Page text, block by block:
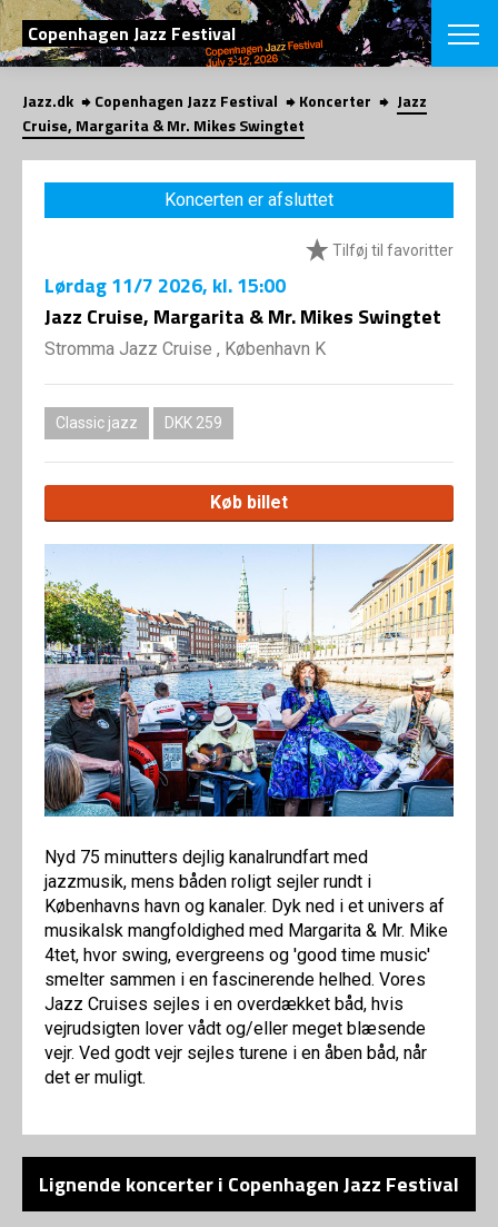
SØG
Copenhagen Jazz Festival
English
VÆLG
VINTERJAZZ
Temaer
LOCATIONS
App
INFO
Om fonden
SHOP
Jazz.dk Copenhagen Jazz Festival Koncerter
Jazz
Cruise, Margarita & Mr. Mikes Swingtet
Koncerten er afsluttet
Tilføj til favoritter
Lørdag11/7 2026, kl. 15:00
Jazz Cruise, Margarita & Mr. Mikes Swingtet
Stromma Jazz Cruise , København K
Classic jazz DKK 259
Køb billet
Nyd 75 minutters dejlig kanalrundfart med
jazzmusik, mens båden roligt sejler rundt i
Københavns havn og kanaler. Dyk ned i et univers af
musikalsk mangfoldighed med Margarita & Mr. Mike
4tet, hvor swing, evergreens og 'good time music'
smelter sammen i en fascinerende helhed. Vores
Jazz Cruises sejles i en overdækket båd, hvis
vejrudsigten lover vådt og/eller meget blæsende
vejr. Ved godt vejr sejles turene i en åben båd, når
det er muligt.
Lignende koncerter i Copenhagen Jazz Festival